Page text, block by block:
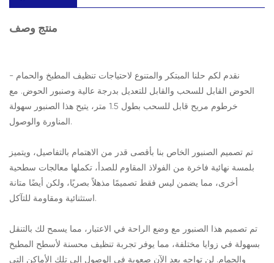
منتج وصف
نقدم لكم حلنا المبتكر والمتنوع لاحتياجات تنظيف المطبخ والحمام -
الحوض القابل للسحب والقابل للتعديل بدرجة عالية وصنبور الحوض. مع
خرطوم مريح قابل للسحب بطول 1.5 متر، يتيح هذا الصنبور سهولة
المناورة والوصول.
تم تصميم الصنبور الخاص بنا بأقصى قدر من الاهتمام بالتفاصيل، ويتميز
بلمسة نهائية فاخرة من الفولاذ المقاوم للصدأ، تكملها معالجات سطحية
أخرى، مما يضمن ليس فقط تصميمًا مذهلاً بصريًا، ولكن أيضًا متانة
استثنائية ومقاومة للتآكل.
تم تصميم هذا الصنبور مع وضع الراحة في الاعتبار، مما يسمح لك بالتنقل
بسهولة في زوايا مختلفة، مما يوفر تجربة تنظيف محسنة لأسطح المطبخ
والحمام. لن تواجه بعد الآن صعوبة في الوصول إلى تلك الأماكن التي